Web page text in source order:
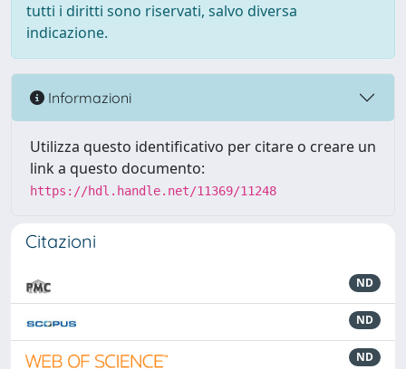
tutti i diritti sono riservati, salvo diversa
indicazione.
Informazioni
Utilizza questo identificativo per citare o creare un
link a questo documento:
https://hdl.handle.net/11369/11248
Citazioni
ND
ND
ND